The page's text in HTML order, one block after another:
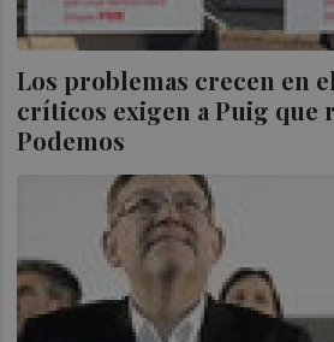
Los problemas crecen en
críticos exigen a Puig que
Podemos